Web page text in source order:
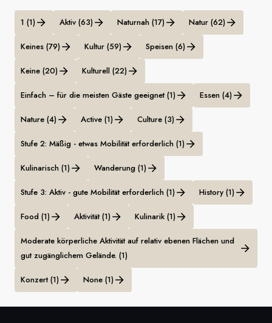
1 (1) Aktiv (63) Naturnah (17) Natur (62)
Keines (79) Kultur (59) Speisen (6)
Keine (20) Kulturell (22)
Einfach – für die meisten Gäste geeignet (1) Essen (4)
Nature (4) Active (1) Culture (3)
Stufe 2: Mäßig - etwas Mobilität erforderlich (1)
Kulinarisch (1) Wanderung (1)
Stufe 3: Aktiv - gute Mobilität erforderlich (1) History (1)
Food (1) Aktivität (1) Kulinarik (1)
Moderate körperliche Aktivität auf relativ ebenen Flächen und
gut zugänglichem Gelände. (1)
Konzert (1) None (1)